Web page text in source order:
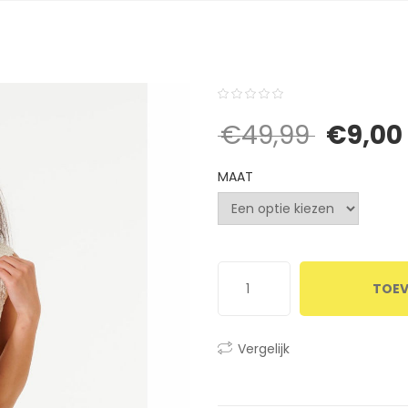
out
based
on
customer
€49,99 €9,00
MAAT
Vergelijk